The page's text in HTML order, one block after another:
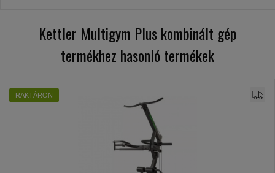
Kettler Multigym Plus kombinált gép
termékhez hasonló termékek
RAKTÁRON